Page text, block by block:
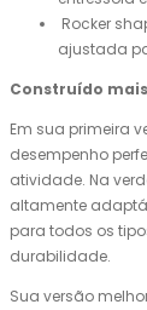
Rocker
ajustada
Construído
Em sua primeira
desempenho
atividade. Na
altamente
para todos os
durabilidade.
Sua versão